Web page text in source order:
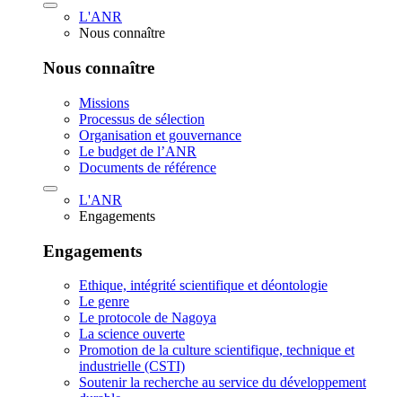
L'ANR
Nous connaître
Nous connaître
Missions
Processus de sélection
Organisation et gouvernance
Le budget de l’ANR
Documents de référence
L'ANR
Engagements
Engagements
Ethique, intégrité scientifique et déontologie
Le genre
Le protocole de Nagoya
La science ouverte
Promotion de la culture scientifique, technique et
industrielle (CSTI)
Soutenir la recherche au service du développement